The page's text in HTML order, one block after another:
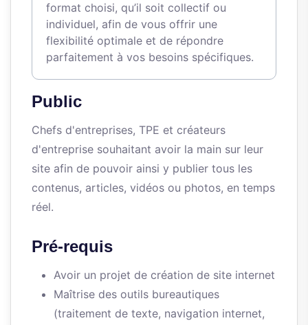
format choisi, qu’il soit collectif ou
individuel, afin de vous offrir une
flexibilité optimale et de répondre
parfaitement à vos besoins spécifiques.
Public
Chefs d'entreprises, TPE et créateurs
d'entreprise souhaitant avoir la main sur leur
site afin de pouvoir ainsi y publier tous les
contenus, articles, vidéos ou photos, en temps
réel.
Pré-requis
Avoir un projet de création de site internet
Maîtrise des outils bureautiques
(traitement de texte, navigation internet,